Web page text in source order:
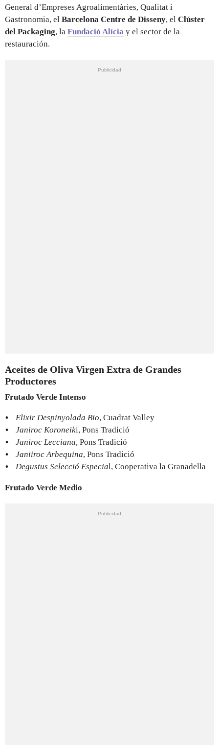
General d’Empreses Agroalimentàries, Qualitat i
Gastronomia, el Barcelona Centre de Disseny, el Clúster
del Packaging, la Fundació Alícia y el sector de la
restauración.
Aceites de Oliva Virgen Extra de Grandes
Productores
Frutado Verde Intenso
Elixir Despinyolada Bio, Cuadrat Valley
Janiroc Koroneiki, Pons Tradició
Janiroc Lecciana, Pons Tradició
Janiiroc Arbequina, Pons Tradició
Degustus Selecció Especial, Cooperativa la Granadella
Frutado Verde Medio